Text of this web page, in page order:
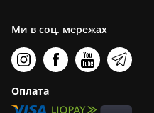
Ми в соц. мережах
Оплата